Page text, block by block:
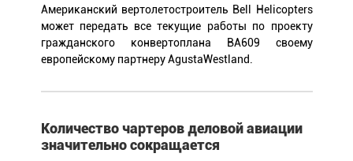
Американский вертолетостроитель Bell Helicopters
может передать все текущие работы по проекту
гражданского конвертоплана BA609 своему
европейскому партнеру AgustaWestland.
Количество чартеров деловой авиации
значительно сокращается